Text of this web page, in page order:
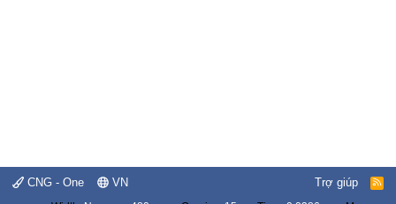
CNG - One VN Trợ giúp
R